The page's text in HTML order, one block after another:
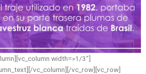
width=»1/3″]
vc_column][/vc_row][vc_row]